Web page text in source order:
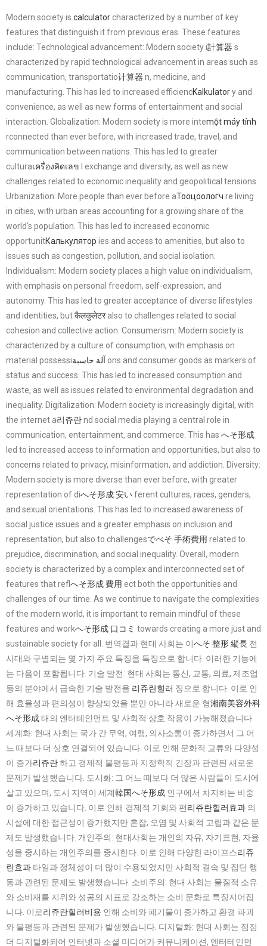
Modern society is calculator characterized by a number of key
features that distinguish it from previous eras. These features
include: Technological advancement: Modern society i計算器 s
characterized by rapid technological advancement in areas such as
communication, transportatio计算器 n, medicine, and
manufacturing. This has led to increased efficiencKalkulatory and
convenience, as well as new forms of entertainment and social
interaction. Globalization: Modern society is more intemột máy tính
rconnected than ever before, with increased trade, travel, and
communication between nations. This has led to greater
culturaเครื่องคิดเลข l exchange and diversity, as well as new
challenges related to economic inequality and geopolitical tensions.
Urbanization: More people than ever before aТооцоологч re living
in cities, with urban areas accounting for a growing share of the
world’s population. This has led to increased economic
opportunitКалькулятор ies and access to amenities, but also to
issues such as congestion, pollution, and social isolation.
Individualism: Modern society places a high value on individualism,
with emphasis on personal freedom, self-expression, and
autonomy. This has led to greater acceptance of diverse lifestyles
and identities, butकैलकुलेटरalso to challenges related to social
cohesion and collective action. Consumerism: Modern society is
characterized by a culture of consumption, with emphasis on
material possessiآلة حاسبة ons and consumer goods as markers of
status and success. This has led to increased consumption and
waste, as well as issues related to environmental degradation and
inequality. Digitalization: Modern society is increasingly digital, with
the internet a리쥬란nd social media playing a central role in
communication, entertainment, and commerce. This has へそ形成
led to increased access to information and opportunities, but also to
concerns related to privacy, misinformation, and addiction. Diversity:
Modern society is more diverse than ever before, with greater
representation of diへそ形成 安いferent cultures, races, genders,
and sexual orientations. This has led to increased awareness of
social justice issues and a greater emphasis on inclusion and
representation, but also to challengesでべそ 手術費用 related to
prejudice, discrimination, and social inequality. Overall, modern
society is characterized by a complex and interconnected set of
features that reflへそ形成 費用 ect both the opportunities and
challenges of our time. As we continue to navigate the complexities
of the modern world, it is important to remain mindful of these
features and workへそ形成 口コミ towards creating a more just and
sustainable society for all. 번역결과 현대 사회는 이へそ 整形 縦長 전
시대와 구별되는 몇 가지 주요 특징을 특징으로 합니다. 이러한 기능에
는 다음이 포함됩니다. 기술 발전: 현대 사회는 통신, 교통, 의료, 제조업
등의 분야에서 급속한 기술 발전을 리쥬란힐러 징으로 합니다. 이로 인
해 효율성과 편의성이 향상되었을 뿐만 아니라 새로운 형湘南美容外科
へそ形成태의 엔터테인먼트 및 사회적 상호 작용이 가능해졌습니다.
세계화: 현대 사회는 국가 간 무역, 여행, 의사소통이 증가하면서 그 어
느 때보다 더 상호 연결되어 있습니다. 이로 인해 문화적 교류와 다양성
이 증가리쥬란하고 경제적 불평등과 지정학적 긴장과 관련된 새로운
문제가 발생했습니다. 도시화: 그 어느 때보다 더 많은 사람들이 도시에
살고 있으며, 도시 지역이 세계韓国へそ形成 인구에서 차지하는 비중
이 증가하고 있습니다. 이로 인해 경제적 기회와 편리쥬란힐러효과 의
시설에 대한 접근성이 증가했지만 혼잡, 오염 및 사회적 고립과 같은 문
제도 발생했습니다. 개인주의: 현대사회는 개인의 자유, 자기표현, 자율
성을 중시하는 개인주의를 중시한다. 이로 인해 다양한 라이프스리쥬
란효과 타일과 정체성이 더 많이 수용되었지만 사회적 결속 및 집단 행
동과 관련된 문제도 발생했습니다. 소비주의: 현대 사회는 물질적 소유
와 소비재를 지위와 성공의 지표로 강조하는 소비 문화로 특징지어집
니다. 이로리쥬란힐러비용 인해 소비와 폐기물이 증가하고 환경 파괴
와 불평등과 관련된 문제가 발생했습니다. 디지털화: 현대 사회는 점점
더 디지털화되어 인터넷과 소셜 미디어가 커뮤니케이션, 엔터테인먼